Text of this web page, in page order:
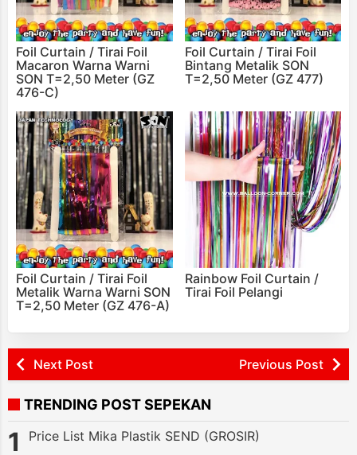
Foil Curtain / Tirai Foil
Macaron Warna Warni
SON T=2,50 Meter (GZ
476-C)
Foil Curtain / Tirai Foil
Bintang Metalik SON
T=2,50 Meter (GZ 477)
Foil Curtain / Tirai Foil
Metalik Warna Warni SON
T=2,50 Meter (GZ 476-A)
Rainbow Foil Curtain /
Tirai Foil Pelangi
Next Post Previous Post
TRENDING POST SEPEKAN
Price List Mika Plastik SEND (GROSIR)